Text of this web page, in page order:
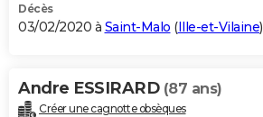
Décès
03/02/2020 à Saint-Malo (Ille-et-Vilaine)
Andre ESSIRARD (87 ans)
Créer une cagnotte obsèques